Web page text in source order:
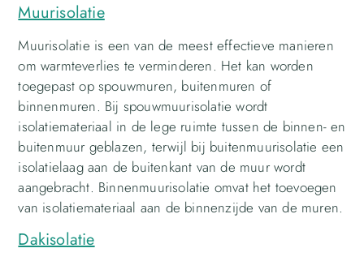
Muurisolatie
Muurisolatie is een van de meest effectieve manieren
om warmteverlies te verminderen. Het kan worden
toegepast op spouwmuren, buitenmuren of
binnenmuren. Bij spouwmuurisolatie wordt
isolatiemateriaal in de lege ruimte tussen de binnen- en
buitenmuur geblazen, terwijl bij buitenmuurisolatie een
isolatielaag aan de buitenkant van de muur wordt
aangebracht. Binnenmuurisolatie omvat het toevoegen
van isolatiemateriaal aan de binnenzijde van de muren.
Dakisolatie